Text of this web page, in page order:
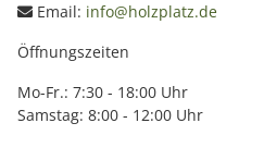
Email: info@holzplatz.de
Öffnungszeiten
Mo-Fr.: 7:30 - 18:00 Uhr
Samstag: 8:00 - 12:00 Uhr